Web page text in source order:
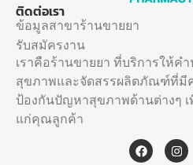
ติดต่อเรา
ข้อมูลสาขาร้านขายยา
รับสมัครงาน
เราคือร้านขายยา ที่บริการให้
สุขภาพและจัดสรรผลิตภัณฑ์ที่มี
ป้องกันปัญหาสุขภาพด้านต่างๆ
แก่คุณลูกค้า